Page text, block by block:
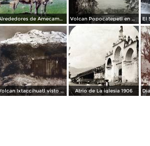
Alrededores de Amecameca, por el fotógrafo T. Enami, de Yokohama, Japón (1934) Volcan Popocatepetl en Amecameca, por el fotógrafo T. Enami, de Yokohama, Japón (1934)
Volcan Ixtaccihuatl visto desdeAmecameca Por el Fotógrafo Hugo Brehme. Atrio de La iglesia 1906